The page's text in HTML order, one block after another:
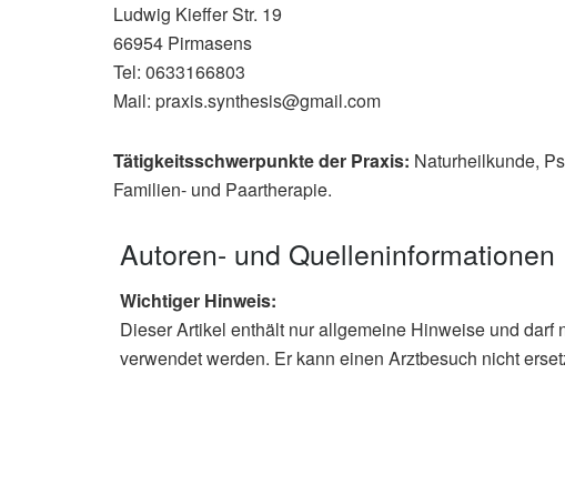
Ludwig Kieffer Str. 19
66954 Pirmasens
Tel: 0633166803
Mail: praxis.synthesis@gmail.com
Tätigkeitsschwerpunkte der Praxis: Naturheilkunde,
Familien- und Paartherapie.
Autoren- und Quelleninformationen
Wichtiger Hinweis:
Dieser Artikel enthält nur allgemeine Hinweise und
verwendet werden. Er kann einen Arztbesuch nicht